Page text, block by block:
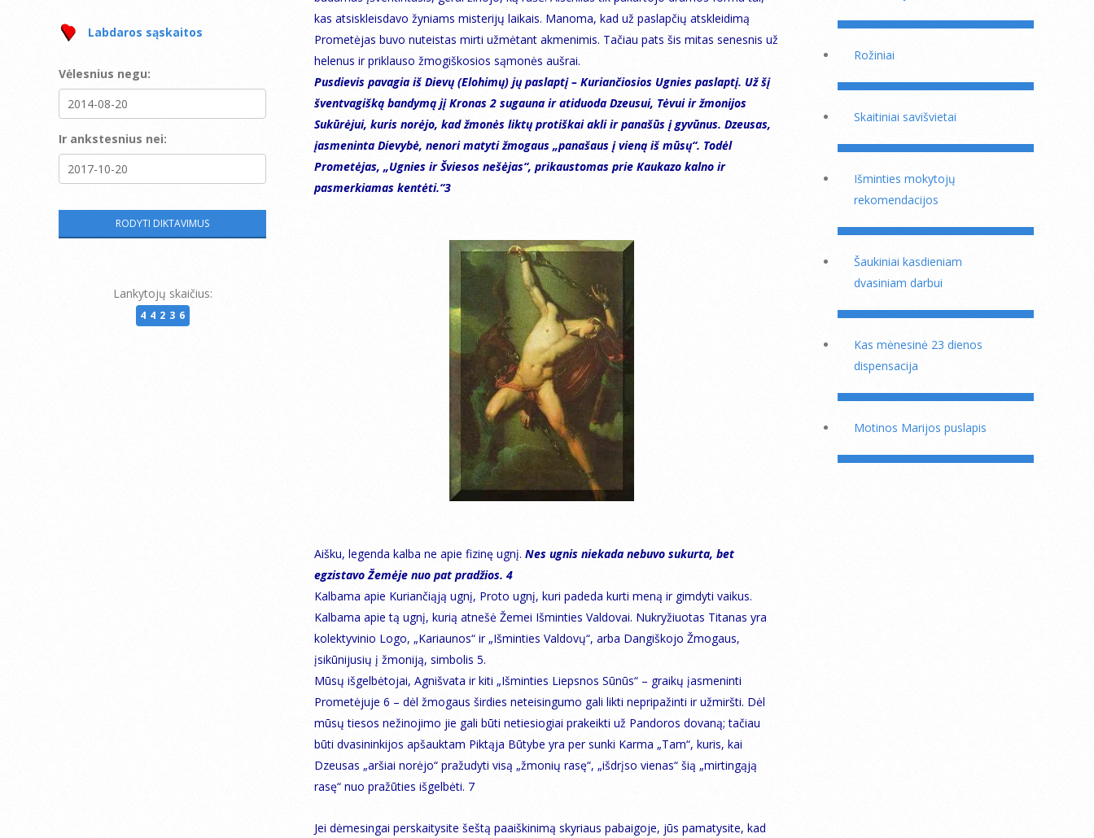
kas atsiskleisdavo žyniams misterijų laikais. Manoma, kad už paslapčių atskleidimą
Prometėjas buvo nuteistas mirti užmėtant akmenimis. Tačiau pats šis mitas senesnis už
helenus ir priklauso žmogiškosios sąmonės aušrai.
Pusdievis pavagia iš Dievų (Elohimų) jų paslaptį – Kuriančiosios Ugnies paslaptį. Už šį
šventvagišką bandymą jį Kronas 2 sugauna ir atiduoda Dzeusui, Tėvui ir žmonijos
Sukūrėjui, kuris norėjo, kad žmonės liktų protiškai akli ir panašūs į gyvūnus. Dzeusas,
įasmeninta Dievybė, nenori matyti žmogaus „panašaus į vieną iš mūsų“. Todėl
Prometėjas, „Ugnies ir Šviesos nešėjas“, prikaustomas prie Kaukazo kalno ir
pasmerkiamas kentėti.“3
Aišku, legenda kalba ne apie fizinę ugnį. Nes ugnis niekada nebuvo sukurta, bet
egzistavo Žemėje nuo pat pradžios. 4
Kalbama apie Kuriančiąją ugnį, Proto ugnį, kuri padeda kurti meną ir gimdyti vaikus.
Kalbama apie tą ugnį, kurią atnešė Žemei Išminties Valdovai. Nukryžiuotas Titanas yra
kolektyvinio Logo, „Kariaunos“ ir „Išminties Valdovų“, arba Dangiškojo Žmogaus,
įsikūnijusių į žmoniją, simbolis 5.
Mūsų išgelbėtojai, Agnišvata ir kiti „Išminties Liepsnos Sūnūs“ – graikų įasmeninti
Prometėjuje 6 – dėl žmogaus širdies neteisingumo gali likti nepripažinti ir užmiršti. Dėl
mūsų tiesos nežinojimo jie gali būti netiesiogiai prakeikti už Pandoros dovaną; tačiau
būti dvasininkijos apšauktam Piktąja Būtybe yra per sunki Karma „Tam“, kuris, kai
Dzeusas „aršiai norėjo“ pražudyti visą „žmonių rasę“, „išdrįso vienas“ šią „mirtingąją
rasę“ nuo pražūties išgelbėti. 7
Jei dėmesingai perskaitysite šeštą paaiškinimą skyriaus pabaigoje, jūs pamatysite, kad
Labdaros sąskaitos
Vėlesnius negu:
Ir ankstesnius nei:
Lankytojų skaičius:
44236
Rožiniai
Skaitiniai savišvietai
Išminties mokytojų
rekomendacijos
Šaukiniai kasdieniam
dvasiniam darbui
Kas mėnesinė 23 dienos
dispensacija
Motinos Marijos puslapis